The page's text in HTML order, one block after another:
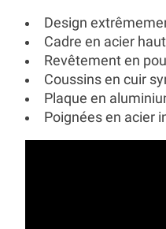
Design
Cadre en acier
Revêtement en
Coussins en cuir
Plaque en
Poignées en acier